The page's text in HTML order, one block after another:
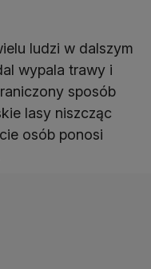
ludzi w dalszym
wypala trawy i
sposób
lasy niszcząc
osób ponosi